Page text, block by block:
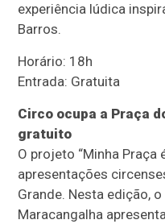
experiência lúdica
Barros.
Horário: 18h
Entrada: Gratuita
Circo ocupa a Praça
gratuito
O projeto “Minha Praça
apresentações
Grande. Nesta edição,
Maracangalha